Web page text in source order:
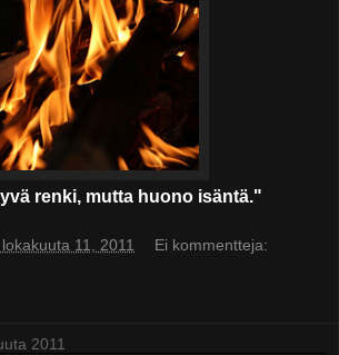
renki, mutta huono isäntä."
11, 2011 Ei kommentteja:
2011